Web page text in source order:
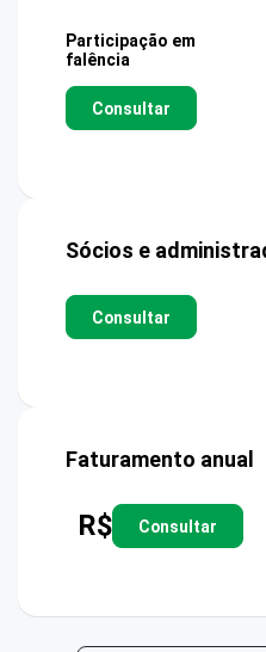
Participação em
falência
Consultar
Sócios e
Consultar
Faturamento anual
R$ Consultar